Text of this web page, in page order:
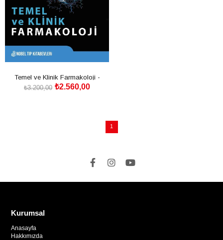
Temel ve Klinik Farmakoloji -
Katzung
₺2.560,00
₺3.200,00
1
Kurumsal
Anasayfa
Hakkımızda